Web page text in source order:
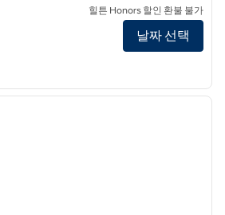
웨스트 팜 비치 에어포트의 호텔 정보 보기
힐튼 Honors 할인 환불 불가
날짜 선택
다음